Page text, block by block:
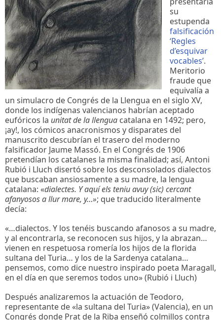
su
estupenda
falsificación
‘Regles
d’esquivar
vocables’.
Meritorio
fraude que
equivalía a
un simulacro de Congrés de la Llengua en el siglo XV,
donde los indígenas valencianos habrían aceptado
eufóricos la unitat de la llengua catalana en 1492; pero,
¡ay!, los cómicos anacronismos y disparates del
manuscrito descubrían el trasero del moderno
falsificador Jaume Massó. En el Congrés de 1906
pretendían los catalanes la misma finalidad; así, Antoni
Rubió i Lluch disertó sobre los desconsolados dialectos
que buscaban ansiosamente a su madre, la lengua
catalana: «dialectes. Y aquí els teniu avuy (sic) cercant
afanyosos a llur mare, y…»; que traducido literalmente
decía:
«…dialectos. Y los tenéis buscando afanosos a su madre,
y al encontrarla, se reconocen sus hijos, y la abrazan…
vienen en respetuosa romería los hijos de la florida
sultana del Turia… y los de la Sardenya catalana…
pensemos, como dice nuestro inspirado poeta Maragall,
en el día en que seremos todos uno» (Rubió i Lluch)
Después analizaremos la actuación de Teodoro,
representante de «la sultana del Turia» (Valencia), en un
Congrés donde Prat de la Riba enseñó colmillos contra